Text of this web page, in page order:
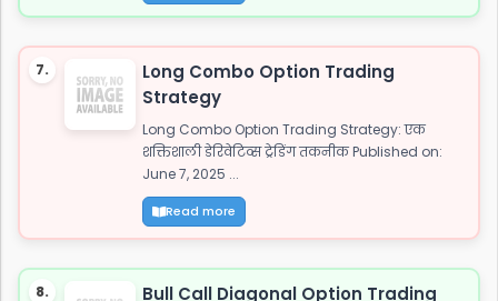
7.
Long Combo Option Trading
Strategy
Long Combo Option Trading Strategy: एक
शक्तिशाली डेरिवेटिव्स ट्रेडिंग तकनीक Published on:
June 7, 2025 ...
Read more
8. Bull Call Diagonal Option Trading